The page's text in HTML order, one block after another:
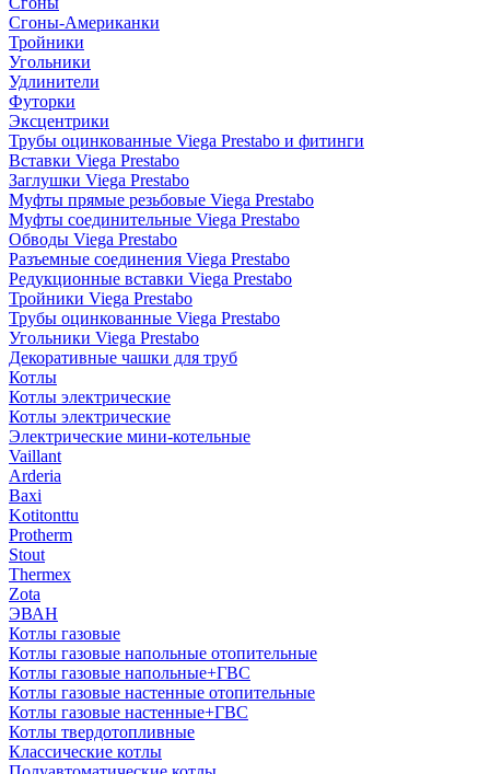
Сгоны-Американки
Тройники
Угольники
Удлинители
Футорки
Эксцентрики
Трубы оцинкованные Viega Prestabo и фитинги
Вставки Viega Prestabo
Заглушки Viega Prestabo
Муфты прямые резьбовые Viega Prestabo
Муфты соединительные Viega Prestabo
Обводы Viega Prestabo
Разъемные соединения Viega Prestabo
Редукционные вставки Viega Prestabo
Тройники Viega Prestabo
Трубы оцинкованные Viega Prestabo
Угольники Viega Prestabo
Декоративные чашки для труб
Котлы
Котлы электрические
Котлы электрические
Электрические мини-котельные
Vaillant
Arderia
Baxi
Kotitonttu
Protherm
Stout
Thermex
Zota
ЭВАН
Котлы газовые
Котлы газовые напольные отопительные
Котлы газовые напольные+ГВС
Котлы газовые настенные отопительные
Котлы газовые настенные+ГВС
Котлы твердотопливные
Классические котлы